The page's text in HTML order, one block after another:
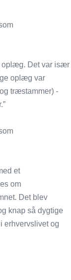
oplæg. Det var især
oplæg var
træstammer) -
et
om
Det blev
knap så dygtige
erhvervslivet og